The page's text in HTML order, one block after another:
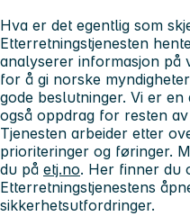
Hva er det egentlig som
Etterretningstjenesten
analyserer informasjon på
for å gi norske
gode beslutninger. Vi er
også oppdrag for resten
Tjenesten arbeider etter
prioriteringer og føringer.
du på etj.no. Her finner du
Etterretningstjenestens
sikkerhetsutfordringer.